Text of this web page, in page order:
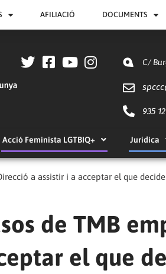
AFILIACIÓ DOCUMENTS
C/
935
Acció Feminista LGTBIQ+ Jurídica
a assistir i a acceptar el que
de TMB
el que